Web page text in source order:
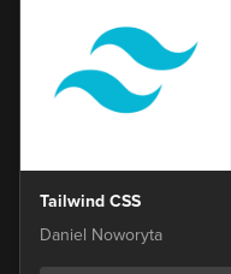
Tailwind CSS
Daniel Noworyta